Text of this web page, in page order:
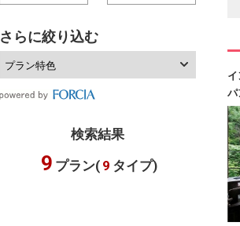
さらに絞り込む
プラン特色
検索結果
9 プラン( 9 タイプ)
パ